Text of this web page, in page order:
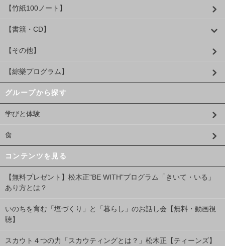
【竹紙100ノート】
【書籍・CD】
【その他】
【綜樂プログラム】
グループから探す
学びと体験
食
コンテンツを見る
【無料プレゼント】松木正"BE WITH"プログラム「きいて・いる」
あり方とは？
いのちを育む「塩づくり」と「暮らし」のお話し会【無料・動画視
聴】
スカウト４つの力「スカウティングとは？」松木正【ティーンズ】